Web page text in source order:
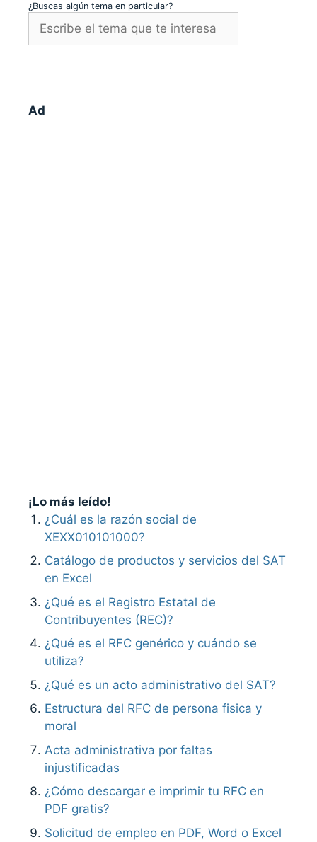
¿Buscas algún tema en particular?
Ad
¡Lo más leído!
¿Cuál es la razón social de
XEXX010101000?
Catálogo de productos y servicios del SAT
en Excel
¿Qué es el Registro Estatal de
Contribuyentes (REC)?
¿Qué es el RFC genérico y cuándo se
utiliza?
¿Qué es un acto administrativo del SAT?
Estructura del RFC de persona fisica y
moral
Acta administrativa por faltas
injustificadas
¿Cómo descargar e imprimir tu RFC en
PDF gratis?
Solicitud de empleo en PDF, Word o Excel